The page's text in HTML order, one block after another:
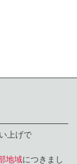
上げで
地域につきまし